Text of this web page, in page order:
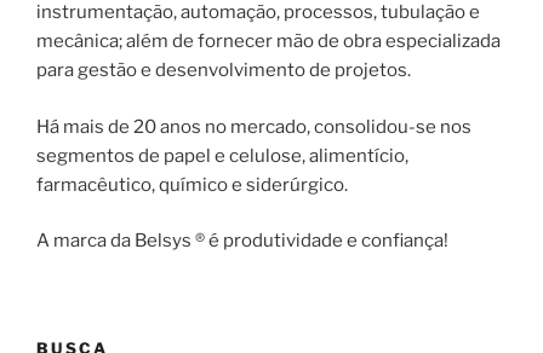
instrumentação, automação, processos, tubulação e
mecânica; além de fornecer mão de obra especializada
para gestão e desenvolvimento de projetos.
Há mais de 20 anos no mercado, consolidou-se nos
segmentos de papel e celulose, alimentício,
farmacêutico, químico e siderúrgico.
A marca da Belsys ® é produtividade e confiança!
BUSCA